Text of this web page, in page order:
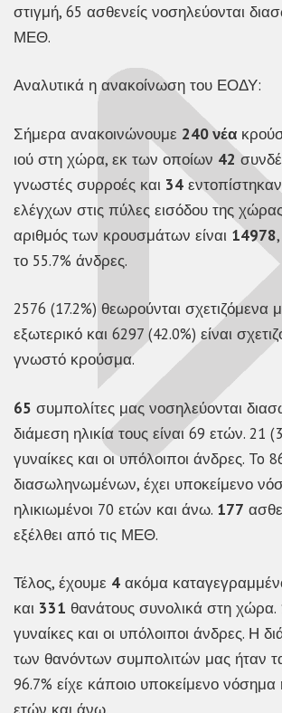
στιγμή, 65 ασθενείς νοσηλεύονται
ΜΕΘ.
Αναλυτικά η ανακοίνωση του ΕΟΔΥ:
Σήμερα ανακοινώνουμε 240 νέα
ιού στη χώρα, εκ των οποίων 42
γνωστές συρροές και 34
ελέγχων στις πύλες εισόδου της
αριθμός των κρουσμάτων είναι 14978
το 55.7% άνδρες.
2576 (17.2%) θεωρούνται σχετιζόμενα
εξωτερικό και 6297 (42.0%) είναι
γνωστό κρούσμα.
65 συμπολίτες μας νοσηλεύονται
διάμεση ηλικία τους είναι 69 ετών. 21
γυναίκες και οι υπόλοιποι άνδρες. To
διασωληνωμένων, έχει υποκείμενο
ηλικιωμένοι 70 ετών και άνω. 177
εξέλθει από τις ΜΕΘ.
Τέλος, έχουμε 4 ακόμα
και 331 θανάτους συνολικά στη χώρα.
γυναίκες και οι υπόλοιποι άνδρες. Η
των θανόντων συμπολιτών μας ήταν
96.7% είχε κάποιο υποκείμενο νόσημα